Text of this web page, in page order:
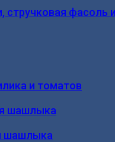
стручковая фасоль
и томатов
шашлыка
шашлыка